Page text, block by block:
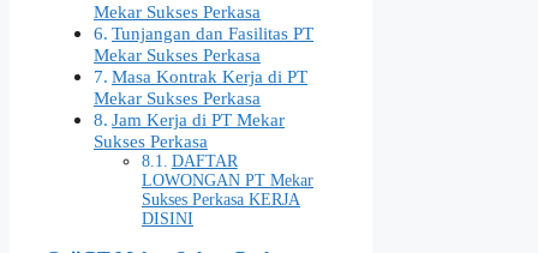
Mekar Sukses Perkasa
Tunjangan dan Fasilitas PT
Mekar Sukses Perkasa
Masa Kontrak Kerja di PT
Mekar Sukses Perkasa
Jam Kerja di PT Mekar
Sukses Perkasa
DAFTAR
LOWONGAN PT Mekar
Sukses Perkasa KERJA
DISINI